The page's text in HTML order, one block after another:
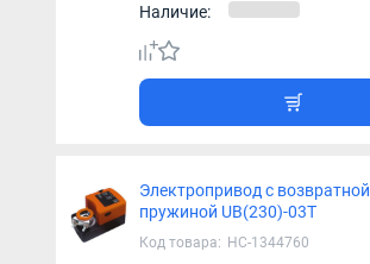
Наличие:
Электропривод с возвратной
пружиной UB(230)-03T
Код товара: НС-1344760